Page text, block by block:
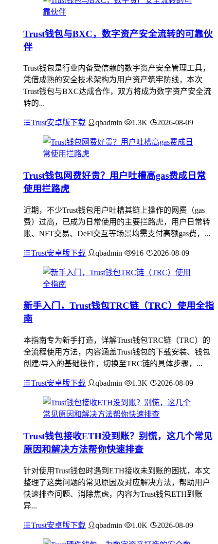
Trust钱包与BXC，数字资产安全流转的可靠伙
伴
Trust钱包是行业内备受信赖的数字资产安全管理工具，
凭借成熟的安全技术架构为用户资产筑牢防线，本次
Trust钱包与BXC达成合作，双方将成为数字资产安全流
转的...
Trust安卓版下载 qbadmin 1.3K 2026-08-09
Trust钱包网费好贵？用户吐槽高gas费成日常
使用拦路虎
近期，不少Trust钱包用户吐槽其链上操作的网费（gas
费）过高，已成为日常使用的主要拦路虎，用户日常转
账、NFT交易、DeFi交互等场景均需支付高额gas费，...
Trust安卓版下载 qbadmin 916 2026-08-09
新手入门，Trust钱包TRC链（TRC）使用全指
南
本指南专为新手打造，详解Trust钱包TRC链（TRC）的
全流程使用方法，内容涵盖Trust钱包的下载安装、钱包
创建/导入的基础操作，切换至TRC链的具体步骤，...
Trust安卓版下载 qbadmin 1.3K 2026-08-09
Trust钱包接收ETH没到账？别慌，这几个常见
原因和解决方法帮你快速排查
针对使用Trust钱包时遇到ETH接收未到账的困扰，本文
整理了这类问题的常见原因及对应解决方法，帮助用户
快速排查问题、消除焦虑，内容为Trust钱包ETH到账
异...
Trust安卓版下载 qbadmin 1.0K 2026-08-09